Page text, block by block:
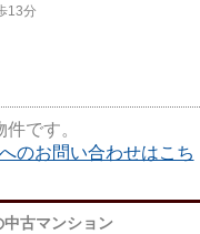
13分
です。
のお問い合わせはこち
古マンション